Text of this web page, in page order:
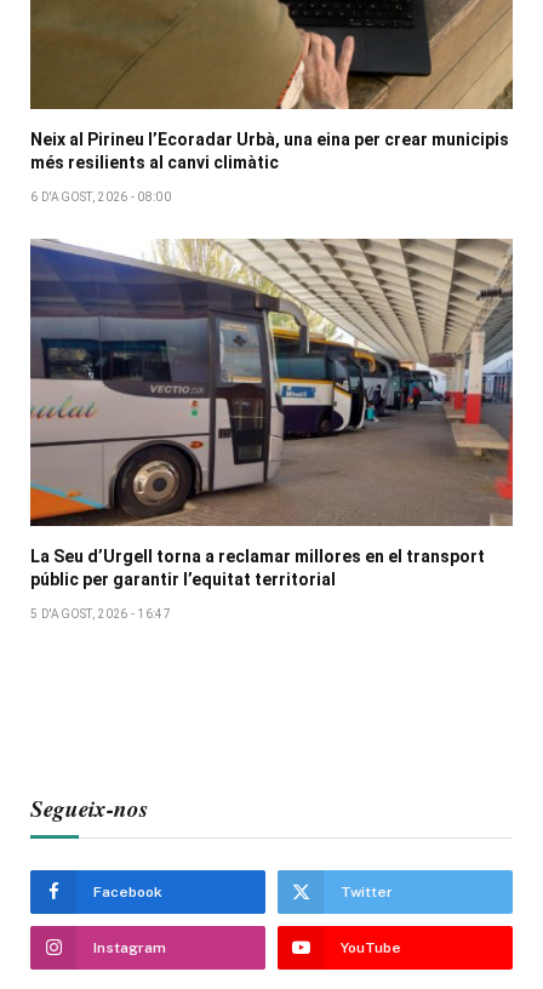
Neix al Pirineu l’Ecoradar Urbà, una eina per crear municipis
més resilients al canvi climàtic
6 D'AGOST, 2026 - 08:00
La Seu d’Urgell torna a reclamar millores en el transport
públic per garantir l’equitat territorial
5 D'AGOST, 2026 - 16:47
Segueix-nos
Facebook Twitter
Instagram YouTube